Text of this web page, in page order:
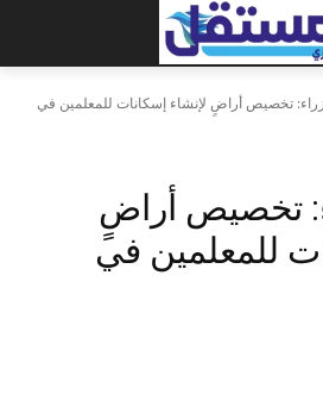
تخصيص أراضٍ لإنشاء إسكانات للمعلمين في
تخصيص أراضٍ
للمعلمين في